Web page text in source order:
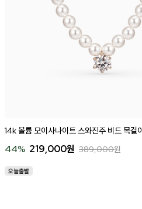
14k 볼륨 모이사나이트 스와진주 비드 목
44% 219,000원 389,000원